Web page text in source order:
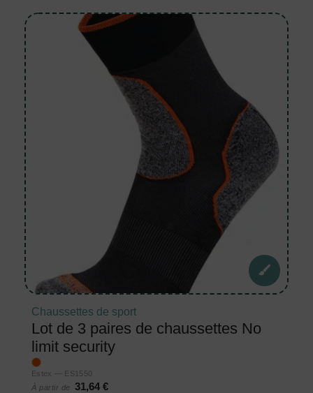
Chaussettes de sport
Lot de 3 paires de chaussettes No
limit security
Estex — ES1550
À partir de
31,64 €